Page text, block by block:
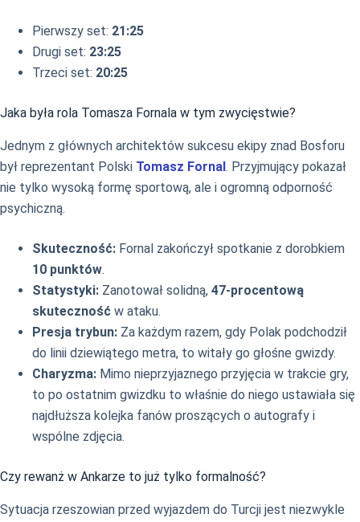
Pierwszy set: 21:25
Drugi set: 23:25
Trzeci set: 20:25
Jaka była rola Tomasza Fornala w tym zwycięstwie?
Jednym z głównych architektów sukcesu ekipy znad Bosforu
był reprezentant Polski Tomasz Fornal . Przyjmujący pokazał
nie tylko wysoką formę sportową, ale i ogromną odporność
psychiczną.
Skuteczność: Fornal zakończył spotkanie z dorobkiem
10 punktów.
Statystyki: Zanotował solidną, 47-procentową
skuteczność w ataku.
Presja trybun: Za każdym razem, gdy Polak podchodził
do linii dziewiątego metra, to witały go głośne gwizdy.
Charyzma: Mimo nieprzyjaznego przyjęcia w trakcie gry,
to po ostatnim gwizdku to właśnie do niego ustawiała się
najdłuższa kolejka fanów proszących o autografy i
wspólne zdjęcia.
Czy rewanż w Ankarze to już tylko formalność?
Sytuacja rzeszowian przed wyjazdem do Turcji jest niezwykle